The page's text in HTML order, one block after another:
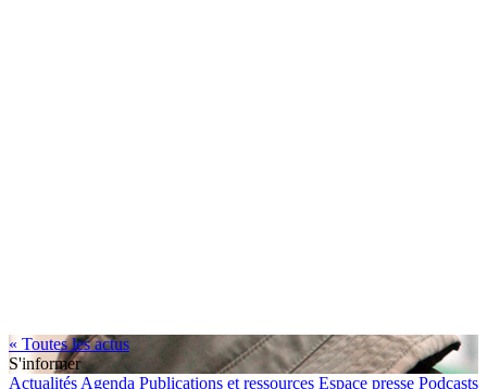
« Toutes les actus
S'informer
Actualités Agenda Publications et ressources Espace presse Podcasts